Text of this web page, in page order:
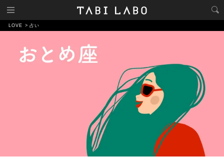
LOVE 占い